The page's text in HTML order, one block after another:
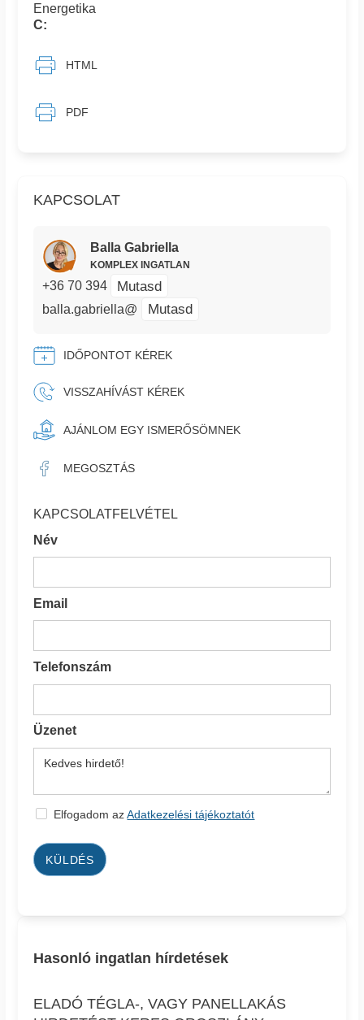
KAPCSOLAT
Balla Gabriella
KOMPLEX INGATLAN
+36 70 394 Mutasd
balla.gabriella@ Mutasd
IDŐPONTOT KÉREK
VISSZAHÍVÁST KÉREK
AJÁNLOM EGY ISMERŐSÖMNEK
MEGOSZTÁS
KAPCSOLATFELVÉTEL
Név
Email
Telefonszám
Üzenet
Elfogadom azAdatkezelési tájékoztatót
KÜLDÉS
Energetika
C:
HTML
PDF
Hasonló ingatlan hírdetések
ELADÓ TÉGLA-, VAGY PANELLAKÁS